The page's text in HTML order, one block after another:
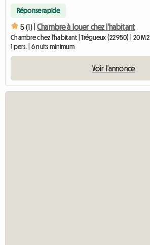
Réponse rapide
5 (1) | Chambre à louer chez l'habitant
Chambre chez l'habitant | Trégueux (22950) | 20 M2
1 pers. | 6 nuits minimum
Voir l'annonce